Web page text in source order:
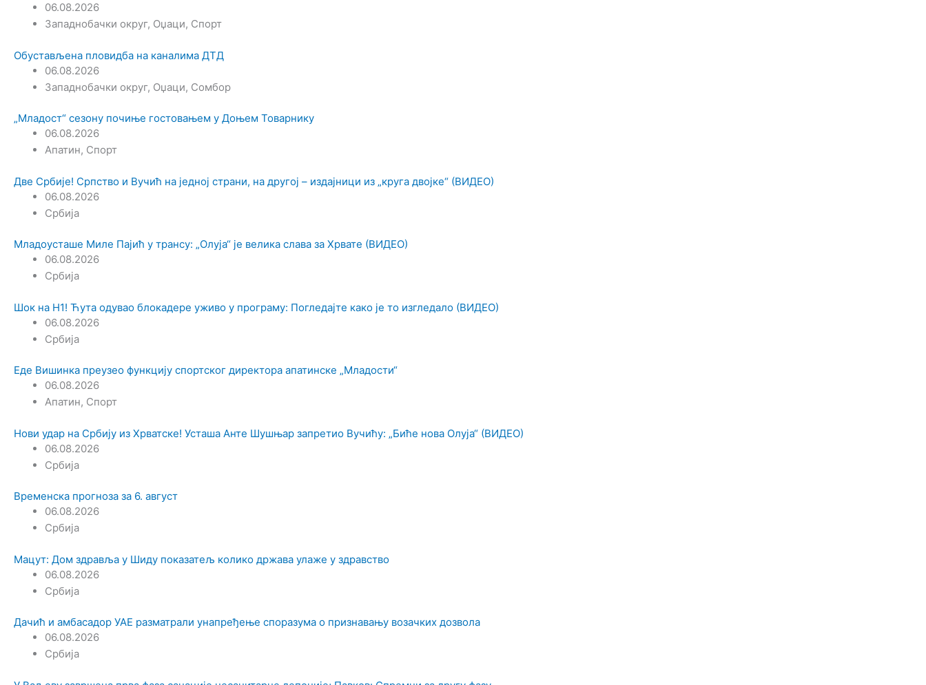
06.08.2026
Западнобачки округ, Оџаци, Спорт
Обустављена пловидба на каналима ДТД
06.08.2026
Западнобачки округ, Оџаци, Сомбор
„Младост“ сезону почиње гостовањем у Доњем Товарнику
06.08.2026
Апатин, Спорт
Две Србије! Српство и Вучић на једној страни, на другој – издајници из „круга двојке“ (ВИДЕО)
06.08.2026
Србија
Младоусташе Миле Пајић у трансу: „Олуја“ је велика слава за Хрвате (ВИДЕО)
06.08.2026
Србија
Шок на Н1! Ћута одувао блокадере уживо у програму: Погледајте како је то изгледало (ВИДЕО)
06.08.2026
Србија
Еде Вишинка преузео функцију спортског директора апатинске „Младости“
06.08.2026
Апатин, Спорт
Нови удар на Србију из Хрватске! Усташа Анте Шушњар запретио Вучићу: „Биће нова Олуја“ (ВИДЕО)
06.08.2026
Србија
Временска прогноза за 6. август
06.08.2026
Србија
Мацут: Дом здравља у Шиду показатељ колико држава улаже у здравство
06.08.2026
Србија
Дачић и амбасадор УАЕ разматрали унапређење споразума о признавању возачких дозвола
06.08.2026
Србија